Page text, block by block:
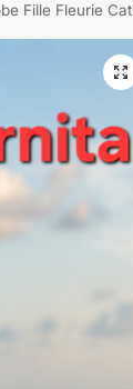
Fille Fleurie